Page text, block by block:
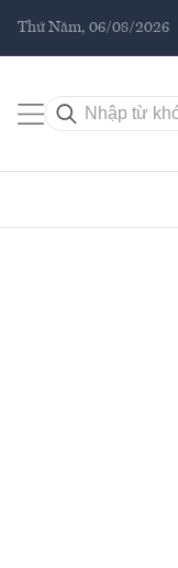
Thứ Năm, 06/08/2026